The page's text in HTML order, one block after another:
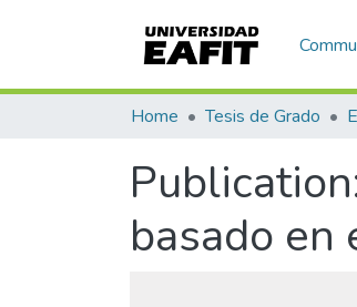
Home Tesis de Grado
basado